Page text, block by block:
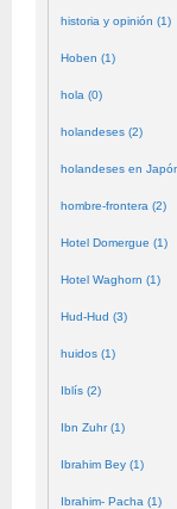
historia y opinión (1)
Hoben (1)
hola (0)
holandeses (2)
holandeses en
hombre-frontera (2)
Hotel Domergue (1)
Hotel Waghorn (1)
Hud-Hud (3)
huidos (1)
Iblís (2)
Ibn Zuhr (1)
Ibrahim Bey (1)
Ibrahim- Pacha (1)